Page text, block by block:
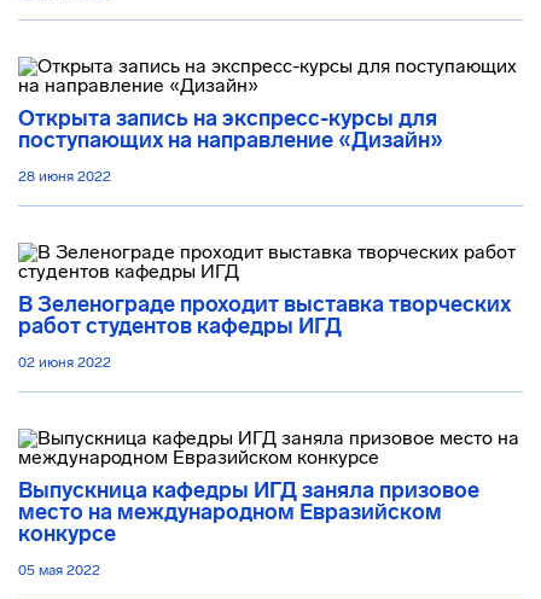
Открыта запись на экспресс-курсы для
поступающих на направление «Дизайн»
28 июня 2022
В Зеленограде проходит выставка творческих
работ студентов кафедры ИГД
02 июня 2022
Выпускница кафедры ИГД заняла призовое
место на международном Евразийском
конкурсе
05 мая 2022